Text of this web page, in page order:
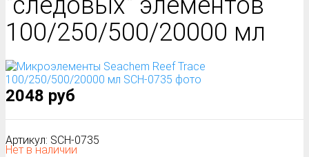
100/250/500/20000 мл
2048 руб
Артикул: SCH-0735
Нет в наличии